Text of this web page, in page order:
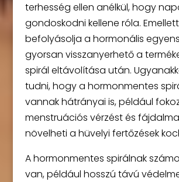
terhesség ellen anélkül, hogy
gondoskodni kellene róla.
befolyásolja a hormonális
gyorsan visszanyerhető a
spirál eltávolítása után.
tudni, hogy a hormonmentes
vannak hátrányai is, például
menstruációs vérzést és
növelheti a hüvelyi fertőzések
A hormonmentes spirálnak
van, például hosszú távú